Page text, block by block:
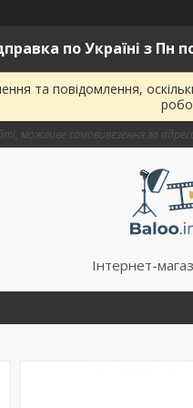
по Україні з Пн
та повідомлення,
можливе самовивезення за
Інтернет-